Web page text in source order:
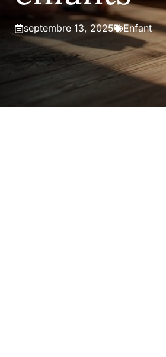
septembre 13, 2025 Enfant